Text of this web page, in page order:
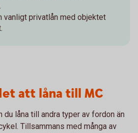
vanligt privatlån med objektet
att låna till MC
du låna till andra typer av fordon än
Tillsammans med många av